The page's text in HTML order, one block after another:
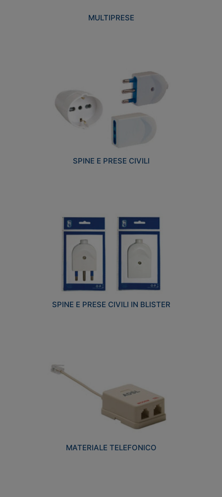
MULTIPRESE
SPINE E PRESE CIVILI
SPINE E PRESE CIVILI IN BLISTER
MATERIALE TELEFONICO